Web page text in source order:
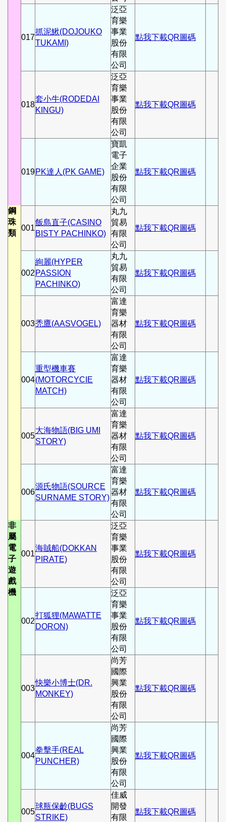
017
抓泥鰍(DOJOUKO
TUKAMI)
泛亞
育樂
事業
股份
有限
公司
點我下載QR圖碼
018
套小牛(RODEDAI
KINGU)
泛亞
育樂
事業
股份
有限
公司
點我下載QR圖碼
019PK達人(PK GAME)
寶凱
電子
企業
股份
有限
公司
點我下載QR圖碼
鋼
珠
類
001
飯島直子(CASINO
BISTY PACHINKO)
丸九
貿易
有限
公司
點我下載QR圖碼
002
絢麗(HYPER
PASSION
PACHINKO)
丸九
貿易
有限
公司
點我下載QR圖碼
003禿鷹(AASVOGEL)
富達
育樂
器材
有限
公司
點我下載QR圖碼
004
重型機車賽
(MOTORCYCIE
MATCH)
富達
育樂
器材
有限
公司
點我下載QR圖碼
005
大海物語(BIG UMI
STORY)
富達
育樂
器材
有限
公司
點我下載QR圖碼
006
源氏物語(SOURCE
SURNAME STORY)
富達
育樂
器材
有限
公司
點我下載QR圖碼
非
屬
電
子
遊
戲
機
001
海賊船(DOKKAN
PIRATE)
泛亞
育樂
事業
股份
有限
公司
點我下載QR圖碼
002
打狐狸(MAWATTE
DORON)
泛亞
育樂
事業
股份
有限
公司
點我下載QR圖碼
003
快樂小博士(DR.
MONKEY)
尚芳
國際
興業
股份
有限
公司
點我下載QR圖碼
004
拳擊手(REAL
PUNCHER)
尚芳
國際
興業
股份
有限
公司
點我下載QR圖碼
005
球瓶保齡(BUGS
STRIKE)
佳威
開發
有限
點我下載QR圖碼